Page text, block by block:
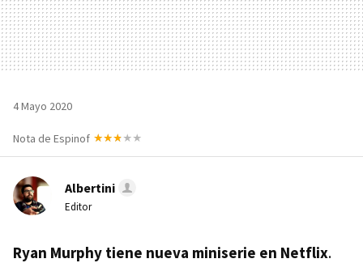
4 Mayo 2020
Nota de Espinof
Albertini
Editor
Ryan Murphy tiene nueva miniserie en Netflix.